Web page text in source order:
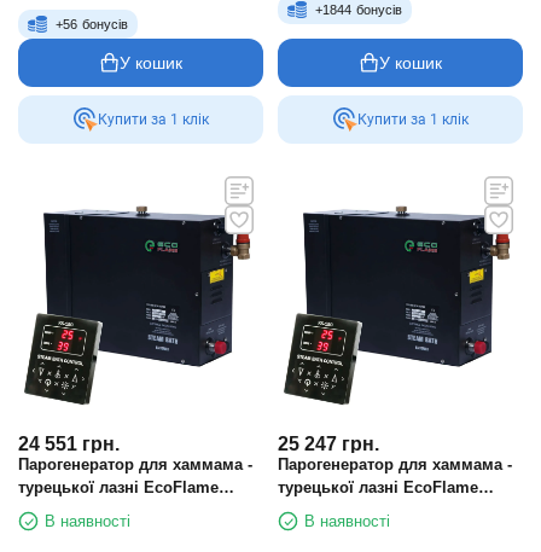
+56 бонусів
У кошик
Купити за 1 клiк
+1844 бонусів
У кошик
Купити за 1 клiк
24 551 грн.
Парогенератор для хаммама -
турецької лазні EcoFlame
KSA45 4.5 кВт
В наявності
25 247 грн.
Парогенератор для хаммама -
турецької лазні EcoFlame
KSA60 6 кВт
В наявності